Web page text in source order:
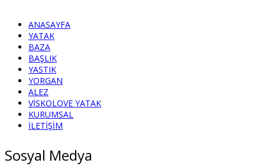
ANASAYFA
YATAK
BAZA
BAŞLIK
YASTIK
YORGAN
ALEZ
VİSKOLOVE YATAK
KURUMSAL
İLETİŞİM
Sosyal Medya